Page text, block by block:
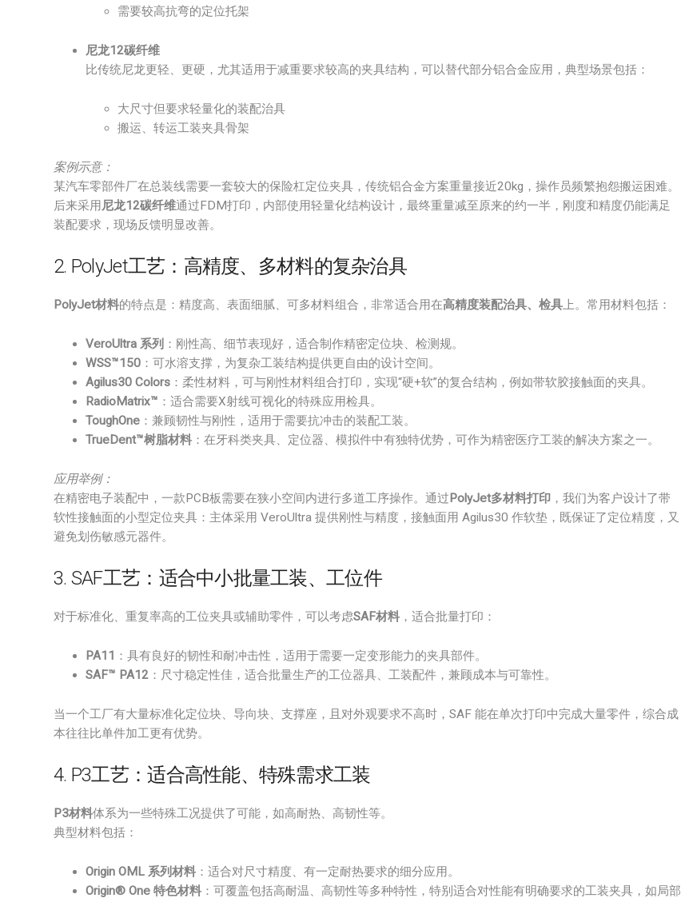
需要较高抗弯的定位托架
尼龙12碳纤维
比传统尼龙更轻、更硬，尤其适用于减重要求较高的夹具结构，可以替代部分铝合金应用，典型场景包括：
大尺寸但要求轻量化的装配治具
搬运、转运工装夹具骨架
案例示意：
某汽车零部件厂在总装线需要一套较大的保险杠定位夹具，传统铝合金方案重量接近20kg，操作员频繁抱怨搬运困难。
后来采用尼龙12碳纤维通过FDM打印，内部使用轻量化结构设计，最终重量减至原来的约一半，刚度和精度仍能满足
装配要求，现场反馈明显改善。
2. PolyJet工艺：高精度、多材料的复杂治具
PolyJet材料的特点是：精度高、表面细腻、可多材料组合，非常适合用在高精度装配治具、检具上。常用材料包括：
VeroUltra 系列 ：刚性高、细节表现好，适合制作精密定位块、检测规。
WSS™150 ：可水溶支撑，为复杂工装结构提供更自由的设计空间。
Agilus30 Colors ：柔性材料，可与刚性材料组合打印，实现“硬+软”的复合结构，例如带软胶接触面的夹具。
RadioMatrix™ ：适合需要X射线可视化的特殊应用检具。
ToughOne ：兼顾韧性与刚性，适用于需要抗冲击的装配工装。
TrueDent™树脂材料 ：在牙科类夹具、定位器、模拟件中有独特优势，可作为精密医疗工装的解决方案之一。
应用举例：
在精密电子装配中，一款PCB板需要在狭小空间内进行多道工序操作。通过PolyJet多材料打印 ，我们为客户设计了带
软性接触面的小型定位夹具：主体采用 VeroUltra 提供刚性与精度，接触面用 Agilus30 作软垫，既保证了定位精度，又
避免划伤敏感元器件。
3. SAF工艺：适合中小批量工装、工位件
对于标准化、重复率高的工位夹具或辅助零件，可以考虑SAF材料 ，适合批量打印：
PA11 ：具有良好的韧性和耐冲击性，适用于需要一定变形能力的夹具部件。
SAF™ PA12 ：尺寸稳定性佳，适合批量生产的工位器具、工装配件，兼顾成本与可靠性。
当一个工厂有大量标准化定位块、导向块、支撑座，且对外观要求不高时，SAF 能在单次打印中完成大量零件，综合成
本往往比单件加工更有优势。
4. P3工艺：适合高性能、特殊需求工装
P3材料体系为一些特殊工况提供了可能，如高耐热、高韧性等。
典型材料包括：
Origin OML 系列材料 ：适合对尺寸精度、有一定耐热要求的细分应用。
Origin® One 特色材料 ：可覆盖包括高耐温、高韧性等多种特性，特别适合对性能有明确要求的工装夹具，如局部